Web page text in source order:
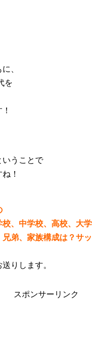
、
を
いうことで
！
校、中学校、高校、大
弟、家族構成は？サ
りします。
スポンサーリンク